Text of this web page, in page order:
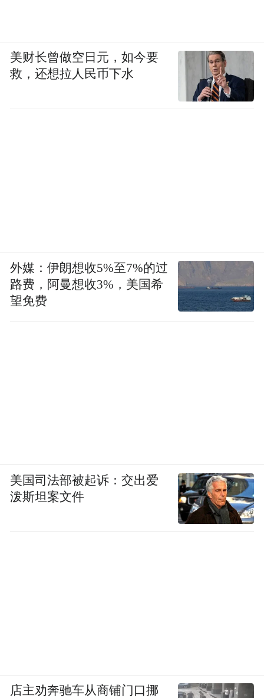
美财长曾做空日元，如今要
救，还想拉人民币下水
外媒：伊朗想收5%至7%的过
路费，阿曼想收3%，美国希
望免费
美国司法部被起诉：交出爱
泼斯坦案文件
店主劝奔驰车从商铺门口挪